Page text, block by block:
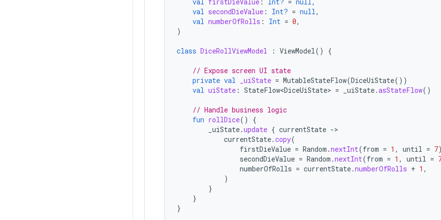
val secondDieValue : Int? = null,
val numberOfRolls : Int = 0,
)
class DiceRollViewModel : ViewModel() {
// Expose screen UI state
private val _uiState = MutableStateFlow(DiceUiState())
val uiState : StateFlow<DiceUiState> = _uiState.asStateFlow()
// Handle business logic
fun rollDice()
{
_uiState.update { currentState -
currentState.copy(
firstDieValue = Random .nextInt(from = 1 , until = 7
secondDieValue = Random .nextInt(from = 1 , until =
numberOfRolls = currentState.numberOfRolls + 1 ,
)
}
}
}